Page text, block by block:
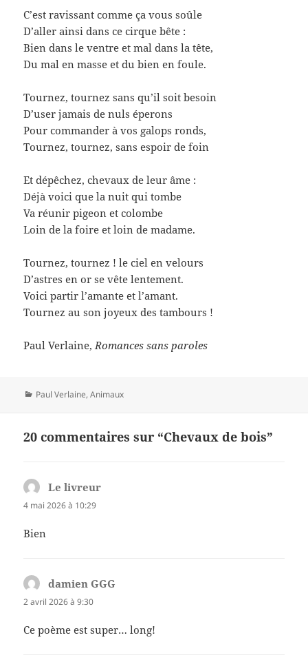
C’est ravissant comme ça vous soûle
D’aller ainsi dans ce cirque bête :
Bien dans le ventre et mal dans la tête,
Du mal en masse et du bien en foule.
Tournez, tournez sans qu’il soit besoin
D’user jamais de nuls éperons
Pour commander à vos galops ronds,
Tournez, tournez, sans espoir de foin
Et dépêchez, chevaux de leur âme :
Déjà voici que la nuit qui tombe
Va réunir pigeon et colombe
Loin de la foire et loin de madame.
Tournez, tournez ! le ciel en velours
D’astres en or se vête lentement.
Voici partir l’amante et l’amant.
Tournez au son joyeux des tambours !
Paul Verlaine, Romances sans paroles
Catégories
Paul Verlaine,Animaux
20 commentaires sur “Chevaux de bois”
Le livreur
4 mai 2026 à 10:29
Bien
damien GGG
2 avril 2026 à 9:30
Ce poème est super… long!